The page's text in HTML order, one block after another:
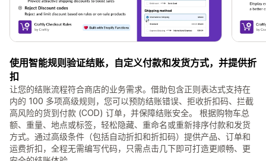
使用智能规则验证结账，自定义付款和发货方式，并提供折
扣
让您的结账流程符合商店的业务需求。借助包含正则表达式支持在
内的 100 多项高级规则，您可以预防结账错误、拒收折扣码、拦截
高风险的货到付款 (COD) 订单，并保障结账安全。 根据购物车总
额、重量、地点或标签，轻松隐藏、重命名或重新排序付款和发货
方式。通过高级条件（包括自动折扣和折扣码）提供产品、订单和
运费折扣，全程无需编写代码，只需点击几下即可打造更顺畅、更